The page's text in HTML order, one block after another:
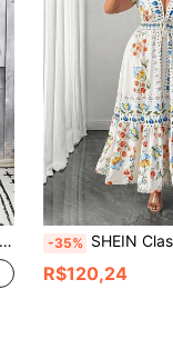
-35% SHEIN Clasi Vestido de Verão Elegante Boêmio
R$120,24